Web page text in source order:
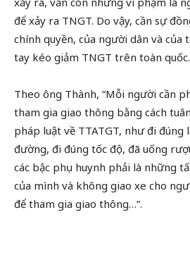
để xảy ra TNGT. Do vậy, cần sự
chính quyền, của người dân và của
tay kéo giảm TNGT trên toàn quốc.
Theo ông Thành, “Mỗi người cần
tham gia giao thông bằng cách
pháp luật về TTATGT, như đi đúng
đường, đi đúng tốc độ, đã uống
các bậc phụ huynh phải là những
của mình và không giao xe cho
để tham gia giao thông…”.